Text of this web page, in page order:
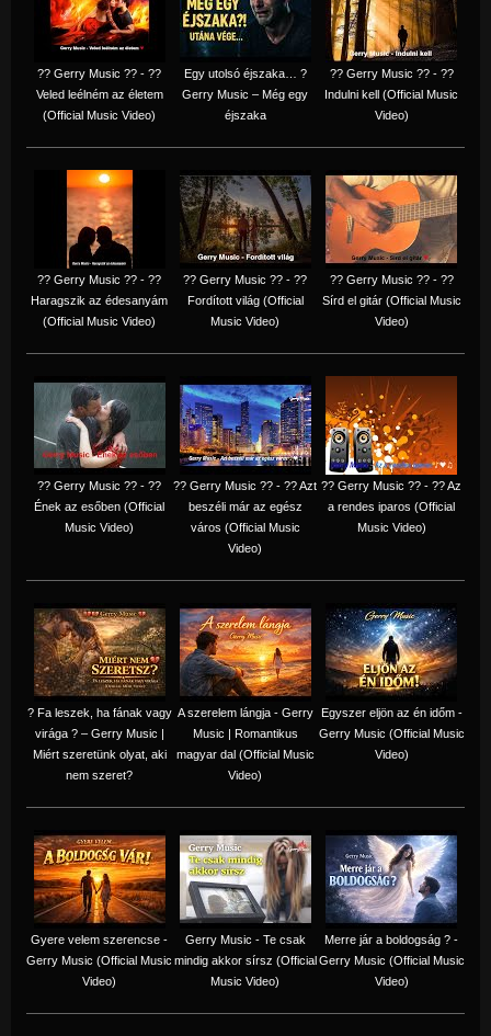
?? Gerry Music ?? - ??
Veled leélném az életem
(Official Music Video)
Egy utolsó éjszaka… ?
Gerry Music – Még egy
éjszaka
?? Gerry Music ?? - ??
Indulni kell (Official Music
Video)
?? Gerry Music ?? - ??
Haragszik az édesanyám
(Official Music Video)
?? Gerry Music ?? - ??
Fordított világ (Official
Music Video)
?? Gerry Music ?? - ??
Sírd el gitár (Official Music
Video)
?? Gerry Music ?? - ??
Ének az esőben (Official
Music Video)
?? Gerry Music ?? - ?? Azt
beszéli már az egész
város (Official Music
Video)
?? Gerry Music ?? - ?? Az
a rendes iparos (Official
Music Video)
? Fa leszek, ha fának vagy
virága ? – Gerry Music |
Miért szeretünk olyat, aki
nem szeret?
A szerelem lángja - Gerry
Music | Romantikus
magyar dal (Official Music
Video)
Egyszer eljön az én időm -
Gerry Music (Official Music
Video)
Gyere velem szerencse -
Gerry Music (Official Music
Video)
Gerry Music - Te csak
mindig akkor sírsz (Official
Music Video)
Merre jár a boldogság ? -
Gerry Music (Official Music
Video)